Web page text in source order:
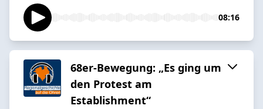
08:16
68er-Bewegung: „Es ging um
den Protest am
Establishment“